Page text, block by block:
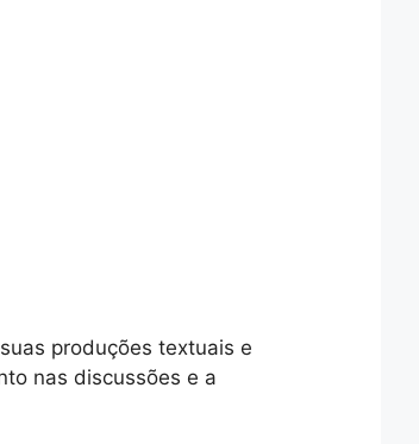
produções textuais e
nas discussões e a